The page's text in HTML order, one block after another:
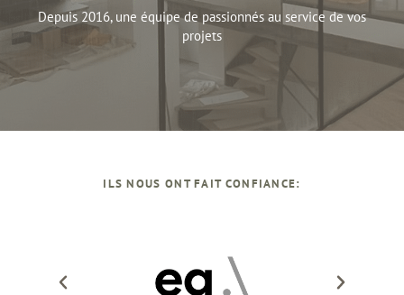
Depuis 2016, une équipe de passionnés au service de vos
projets
TENDANCEALU
Châssis en aluminium Reynaers pour vos projets de
construction et rénovation
ILS NOUS ONT FAIT CONFIANCE: